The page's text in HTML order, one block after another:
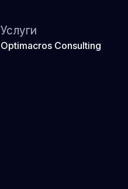
Услуги
Optimacros Consulting